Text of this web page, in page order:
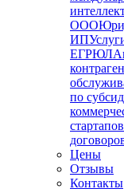
ООО
ИП
ЕГРЮЛ
по
Цены
Отзывы
Контакты